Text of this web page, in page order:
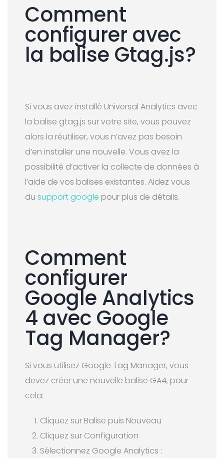
Comment
configurer avec
la balise Gtag.js?
Si vous avez installé Universal Analytics avec
la balise gtag.js sur votre site, vous pouvez
alors la réutiliser, vous n’avez pas besoin
d’en installer une nouvelle. Vous avez la
possibilité d’activer la collecte de données à
l’aide de vos balises existantes. Aidez vous
du support google pour plus de détails.
Comment
configurer
Google Analytics
4 avec Google
Tag Manager?
Si vous utilisez Google Tag Manager, vous
devez créer une nouvelle balise GA4, pour
cela:
Cliquez sur Balise puis Nouveau
Cliquez sur Configuration
Sélectionnez Google Analytics :